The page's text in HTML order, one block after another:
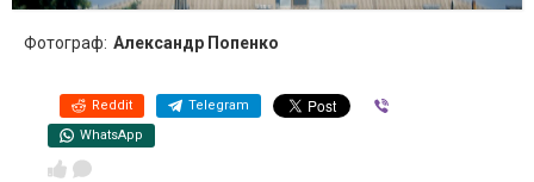
Фотограф: Александр Попенко
Reddit Telegram
WhatsApp